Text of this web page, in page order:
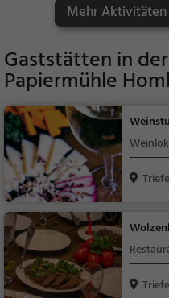
Mehr
Gaststätten in
Papiermühle